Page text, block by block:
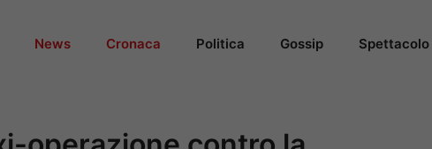
News Cronaca Politica Gossip Spettacolo